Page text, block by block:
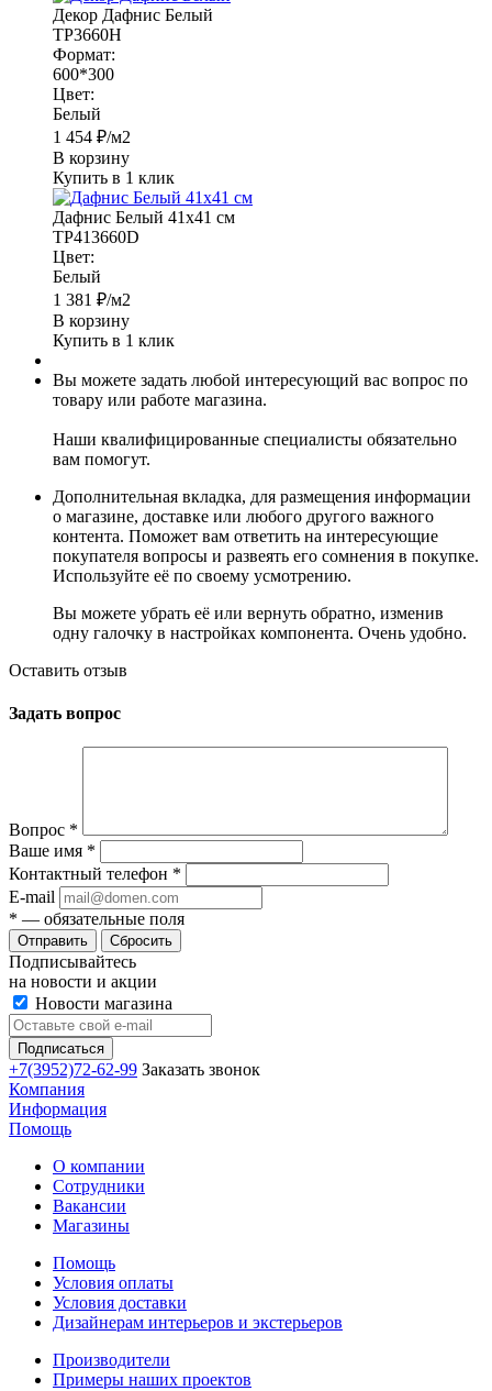
Декор Дафнис Белый
TP3660H
Формат:
600*300
Цвет:
Белый
1 454 ₽/м2
В корзину
Купить в 1 клик
Дафнис Белый 41x41 см
TP413660D
Цвет:
Белый
1 381 ₽/м2
В корзину
Купить в 1 клик
Вы можете задать любой интересующий вас вопрос по
товару или работе магазина.
Наши квалифицированные специалисты обязательно
вам помогут.
Дополнительная вкладка, для размещения информации
о магазине, доставке или любого другого важного
контента. Поможет вам ответить на интересующие
покупателя вопросы и развеять его сомнения в покупке.
Используйте её по своему усмотрению.
Вы можете убрать её или вернуть обратно, изменив
одну галочку в настройках компонента. Очень удобно.
Оставить отзыв
Задать вопрос
Вопрос *
Ваше имя *
Контактный телефон *
E-mail
* — обязательные поля
Сбросить
Подписывайтесь
на новости и акции
Новости магазина
+7(3952)72-62-99 Заказать звонок
Компания
Информация
Помощь
О компании
Сотрудники
Вакансии
Магазины
Помощь
Условия оплаты
Условия доставки
Дизайнерам интерьеров и экстерьеров
Производители
Примеры наших проектов